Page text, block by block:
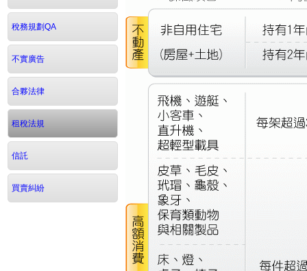
稅務規劃QA
不實廣告
合夥法律
租稅法規
信託
買賣糾紛